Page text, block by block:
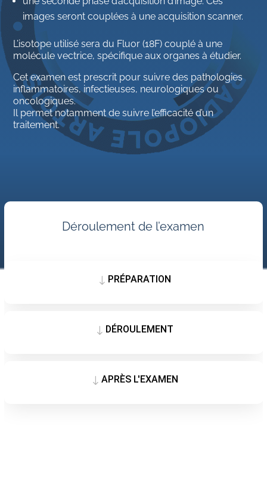
images seront couplées à une acquisition scanner.
L’isotope utilisé sera du Fluor (18F) couplé à une
molécule vectrice, spécifique aux organes à étudier.
Cet examen est prescrit pour suivre des pathologies
inflammatoires, infectieuses, neurologiques ou
oncologiques.
Il permet notamment de suivre l’efficacité d’un
traitement.
Déroulement de l’examen
" PRÉPARATION
" DÉROULEMENT
" APRÈS L'EXAMEN